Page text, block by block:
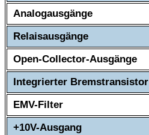
Analogausgänge
Relaisausgänge
Open-Collector-Ausgänge
Integrierter Bremstransistor
EMV-Filter
+10V-Ausgang